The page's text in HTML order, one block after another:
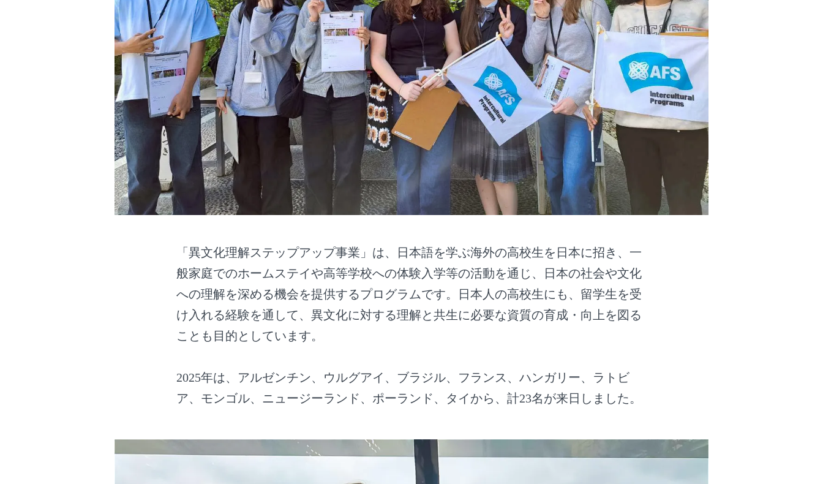
「異文化理解ステップアップ事業」は、日本語を学ぶ海外の高校生を日本に招き、一
般家庭でのホームステイや高等学校への体験入学等の活動を通じ、日本の社会や文化
への理解を深める機会を提供するプログラムです。日本人の高校生にも、留学生を受
け入れる経験を通して、異文化に対する理解と共生に必要な資質の育成・向上を図る
ことも目的としています。
2025年は、アルゼンチン、ウルグアイ、ブラジル、フランス、ハンガリー、ラトビ
ア、モンゴル、ニュージーランド、ポーランド、タイから、計23名が来日しました。